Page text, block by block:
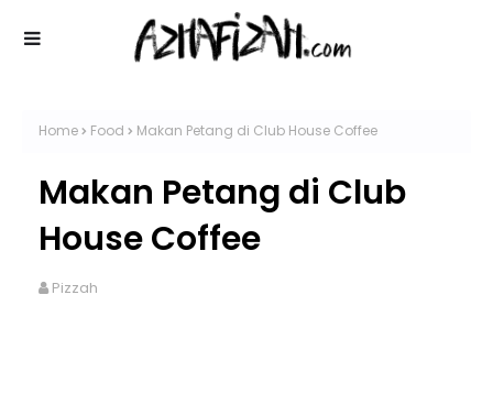
Home Food Makan Petang di Club House Coffee
Makan Petang di Club
House Coffee
Pizzah